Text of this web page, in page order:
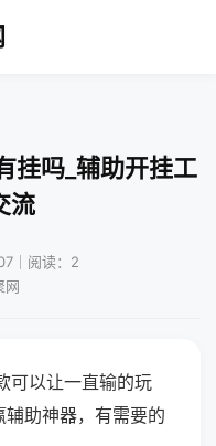
挂吗_辅助开挂工
流
｜阅读：2
网
可以让一直输的玩
辅助神器，有需要的